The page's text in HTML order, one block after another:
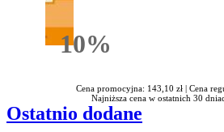
10%Rabatu
Cena promocyjna: 143,10 zł | Cena
Najniższa cena w ostatnich 30
Ostatnio dodane